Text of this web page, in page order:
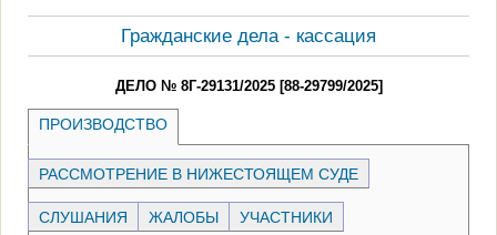
Гражданские дела - кассация
ДЕЛО № 8Г-29131/2025 [88-29799/2025]
ПРОИЗВОДСТВО
РАССМОТРЕНИЕ В НИЖЕСТОЯЩЕМ СУДЕ
СЛУШАНИЯ ЖАЛОБЫ УЧАСТНИКИ